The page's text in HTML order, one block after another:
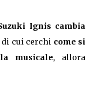
Ignis cambia
di cui cerchi come si
musicale, allora